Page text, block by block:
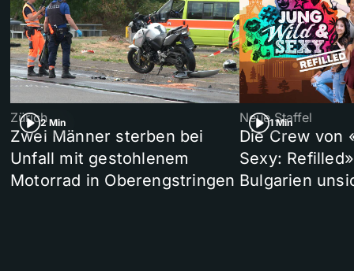
2 Min
Zürich
Zwei Männer sterben bei
Unfall mit gestohlenem
Motorrad in Oberengstringen
1 Min
Neue Staffel
Die Crew von
Sexy:
Bulgarien